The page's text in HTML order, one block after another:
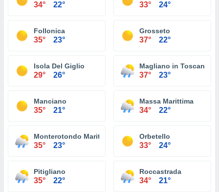
34° 22° 33° 24°
Follonica
35° 23°
Grosseto
37° 22°
Isola Del Giglio
29° 26°
Magliano in Toscana
37° 23°
Manciano
35° 21°
Massa Marittima
34° 22°
Monterotondo Marittimo
35° 23°
Orbetello
33° 24°
Pitigliano
35° 22°
Roccastrada
34° 21°